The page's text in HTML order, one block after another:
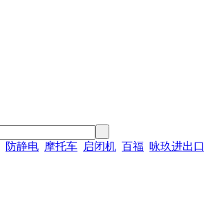
防静电 摩托车 启闭机 百福 咏玖进出口